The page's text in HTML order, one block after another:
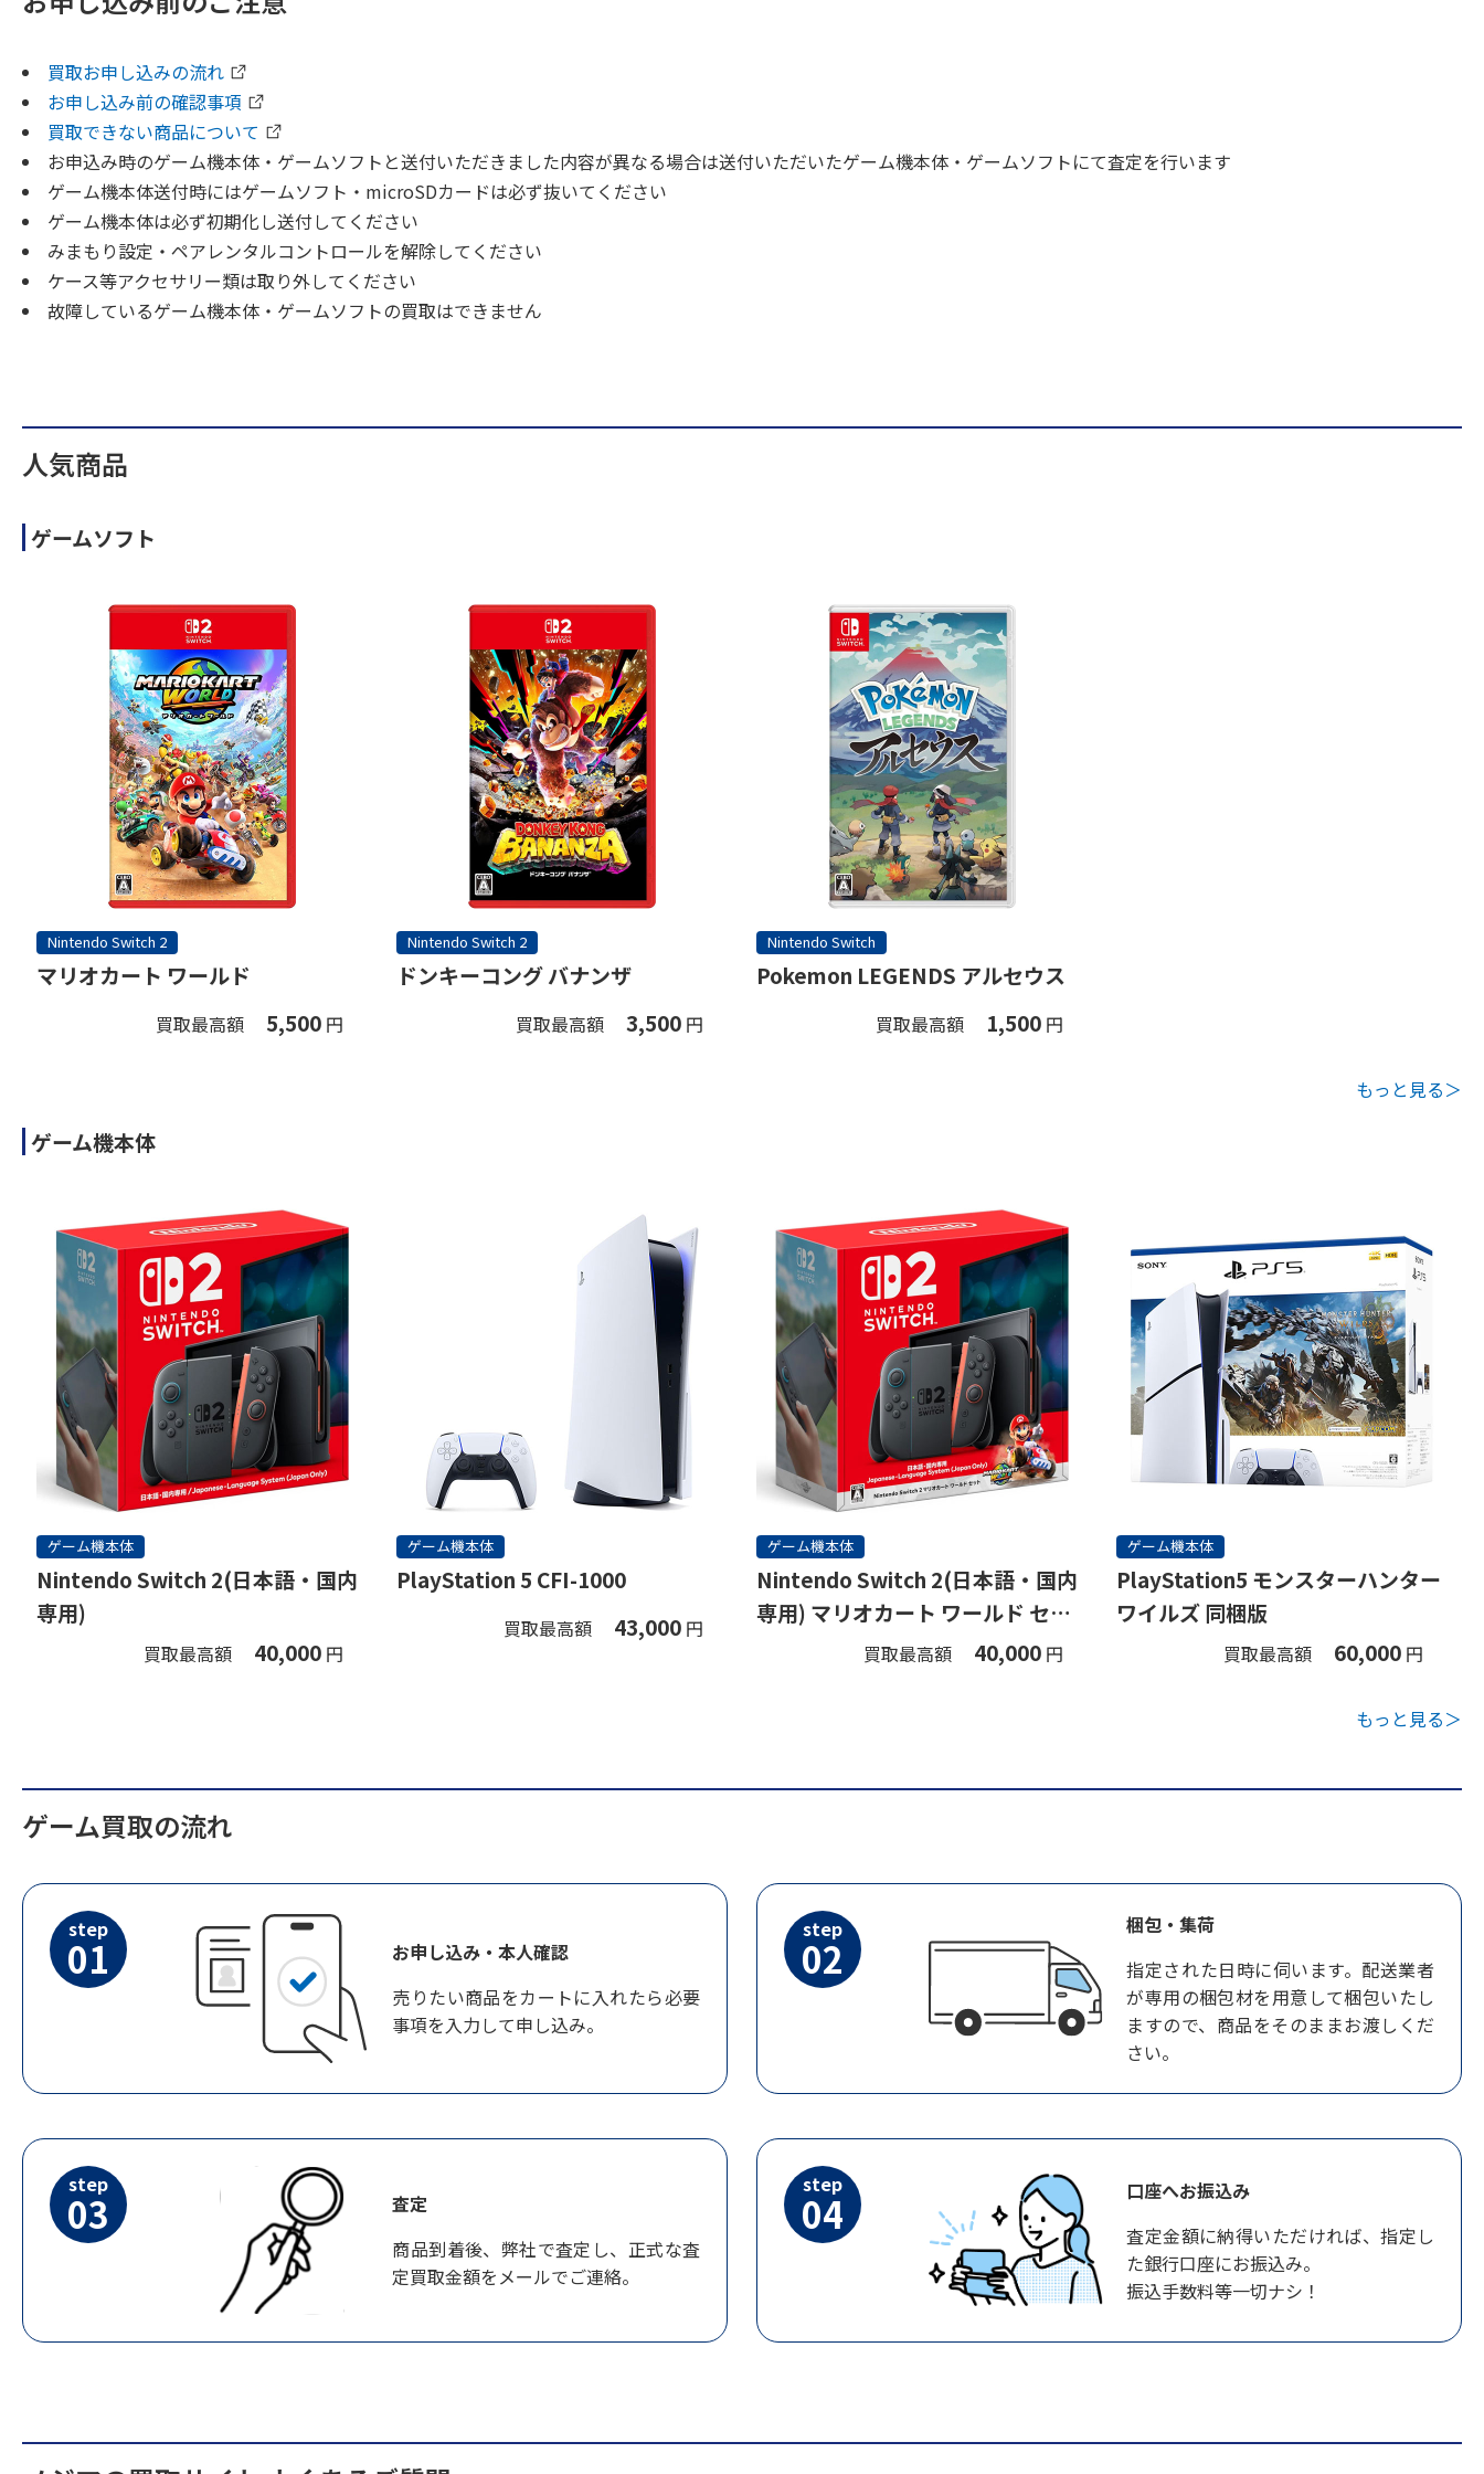
買取お申し込みの流れ
お申し込み前の確認事項
買取できない商品について
お申込み時のゲーム機本体・ゲームソフトと送付いただきました内容が異なる場合は送付いただいたゲーム機本体・ゲームソフトにて査定を行います
ゲーム機本体送付時にはゲームソフト・microSDカードは必ず抜いてください
ゲーム機本体は必ず初期化し送付してください
みまもり設定・ペアレンタルコントロールを解除してください
ケース等アクセサリー類は取り外してください
故障しているゲーム機本体・ゲームソフトの買取はできません
人気商品
ゲームソフト
Nintendo Switch 2
マリオカート ワールド
買取最高額 5,500 円
Nintendo Switch 2
ドンキーコング バナンザ
買取最高額 3,500 円
Nintendo Switch
Pokemon LEGENDS アルセウス
買取最高額 1,500 円
もっと見る＞
ゲーム機本体
ゲーム機本体
Nintendo Switch 2(日本語・国内
専用)
買取最高額 40,000 円
ゲーム機本体
PlayStation 5 CFI-1000
買取最高額 43,000 円
ゲーム機本体
Nintendo Switch 2(日本語・国内
専用) マリオカート ワールド セッ
買取最高額 40,000 円
ゲーム機本体
PlayStation5 モンスターハンター
ワイルズ 同梱版
買取最高額 60,000 円
もっと見る＞
ゲーム買取の流れ
step
01
お申し込み・本人確認
売りたい商品をカートに入れたら必要
事項を入力して申し込み。
step
02
梱包・集荷
指定された日時に伺います。配送業者
が専用の梱包材を用意して梱包いたし
ますので、商品をそのままお渡しくだ
さい。
step
03
査定
商品到着後、弊社で査定し、正式な査
定買取金額をメールでご連絡。
step
04
口座へお振込み
査定金額に納得いただければ、指定し
た銀行口座にお振込み。
振込手数料等一切ナシ！